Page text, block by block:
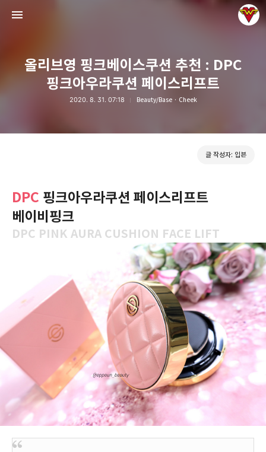
올리브영 핑크베이스쿠션 추천 : DPC
핑크아우라쿠션 페이스리프트
2020. 8. 31. 07:18 Beauty/Base · Cheek
글 작성자: 입븐
DPC 핑크아우라쿠션 페이스리프트
베이비핑크
DPC PINK AURA CUSHION FACE LIFT
그녀는 예뻤다